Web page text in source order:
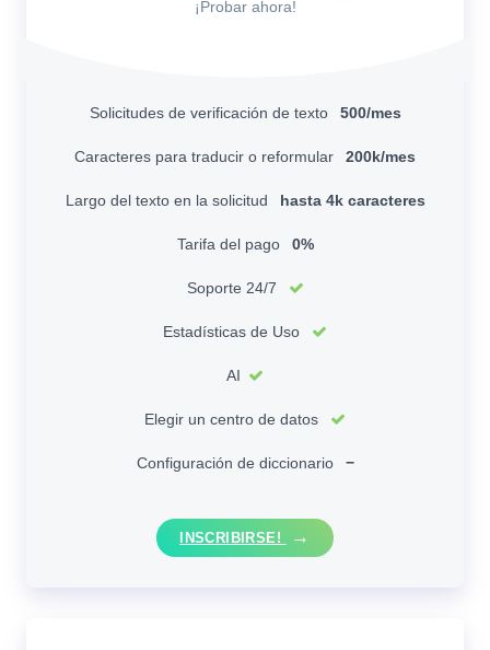
¡Probar ahora!
Solicitudes de verificación de texto 500/mes
Caracteres para traducir o reformular 200k/mes
Largo del texto en la solicitud hasta 4k caracteres
Tarifa del pago 0%
Soporte 24/7
Estadísticas de Uso
AI
Elegir un centro de datos
Configuración de diccionario −
INSCRIBIRSE!